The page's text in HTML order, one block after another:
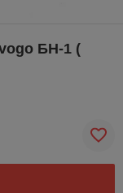
БН-1 (